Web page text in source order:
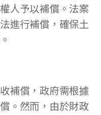
人予以補償。法案
進行補償，確保土
補償，政府需根據
。然而，由於財政